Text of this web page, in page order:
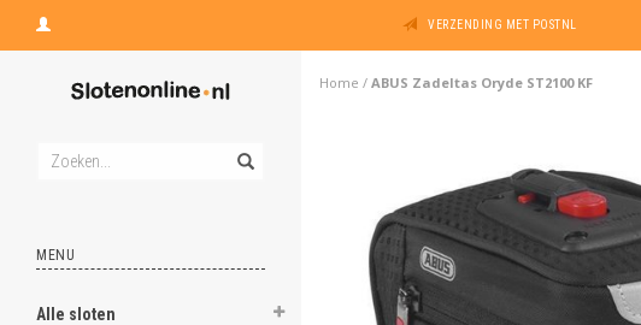
VERZENDING MET POSTNL
MENU
Alle sloten
Home / ABUS Zadeltas Oryde ST2100 KF